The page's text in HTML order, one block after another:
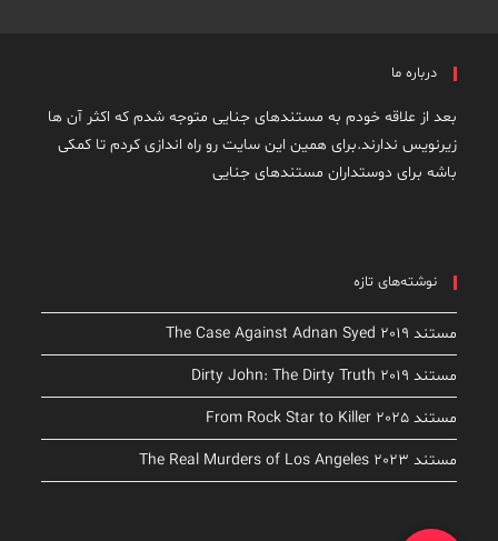
درباره ما
بعد از علاقه خودم به مستندهای جنایی متوجه شدم که اکثر آن ها
زیرنویس ندارند.برای همین این سایت رو راه اندازی کردم تا کمکی
باشه برای دوستداران مستندهای جنایی
نوشته‌های تازه
مستند The Case Against Adnan Syed 2019
مستند Dirty John: The Dirty Truth 2019
مستند From Rock Star to Killer 2025
مستند The Real Murders of Los Angeles 2023